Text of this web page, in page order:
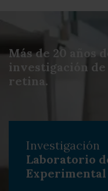
Más de 20 años
investigación de
retina.
Investigación
Laboratorio
Experimental